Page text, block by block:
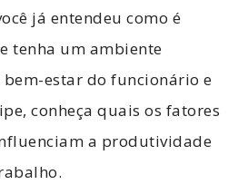
já entendeu como é
tenha um ambiente
estar do funcionário e
conheça quais os fatores
a produtividade